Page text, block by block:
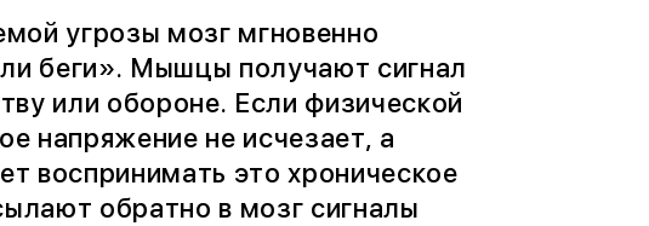
угрозы мозг мгновенно
беги». Мышцы получают сигнал
или обороне. Если физической
напряжение не исчезает, а
воспринимать это хроническое
обратно в мозг сигналы